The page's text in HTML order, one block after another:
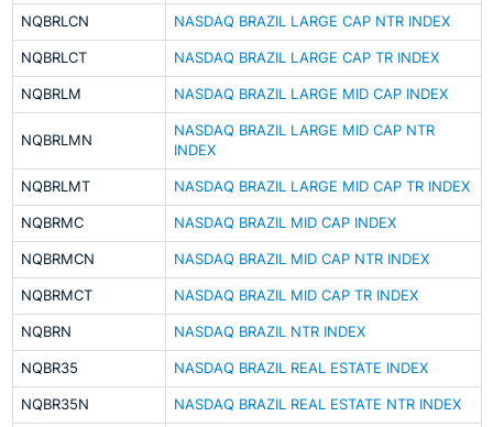
NQBRLCN NASDAQ BRAZIL LARGE CAP NTR INDEX
NQBRLCT NASDAQ BRAZIL LARGE CAP TR INDEX
NQBRLM NASDAQ BRAZIL LARGE MID CAP INDEX
NQBRLMN
NASDAQ BRAZIL LARGE MID CAP NTR
INDEX
NQBRLMT NASDAQ BRAZIL LARGE MID CAP TR INDEX
NQBRMC NASDAQ BRAZIL MID CAP INDEX
NQBRMCN NASDAQ BRAZIL MID CAP NTR INDEX
NQBRMCT NASDAQ BRAZIL MID CAP TR INDEX
NQBRN NASDAQ BRAZIL NTR INDEX
NQBR35 NASDAQ BRAZIL REAL ESTATE INDEX
NQBR35N NASDAQ BRAZIL REAL ESTATE NTR INDEX